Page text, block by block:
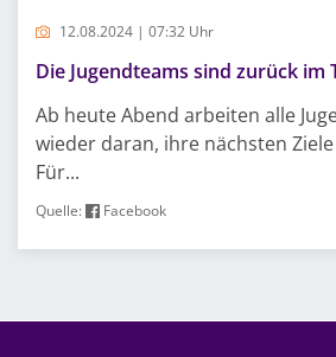
12.08.2024 | 07:32 Uhr
Die Jugendteams sind zurück
Ab heute Abend arbeiten alle
wieder daran, ihre nächsten
Für...
Quelle: Facebook